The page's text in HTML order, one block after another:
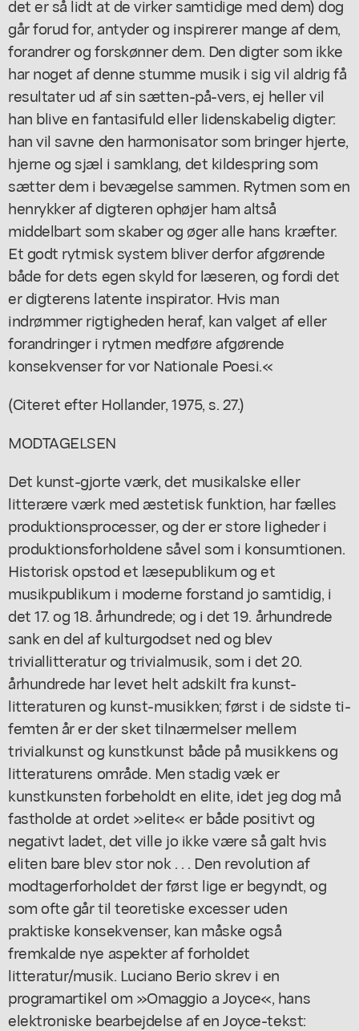
det er så lidt at de virker samtidige med dem) dog
går forud for, antyder og inspirerer mange af dem,
forandrer og forskønner dem. Den digter som ikke
har noget af denne stumme musik i sig vil aldrig få
resultater ud af sin sætten-på-vers, ej heller vil
han blive en fantasifuld eller lidenskabelig digter:
han vil savne den harmonisator som bringer hjerte,
hjerne og sjæl i samklang, det kildespring som
sætter dem i bevægelse sammen. Rytmen som en
henrykker af digteren ophøjer ham altså
middelbart som skaber og øger alle hans kræfter.
Et godt rytmisk system bliver derfor afgørende
både for dets egen skyld for læseren, og fordi det
er digterens latente inspirator. Hvis man
indrømmer rigtigheden heraf, kan valget af eller
forandringer i rytmen medføre afgørende
konsekvenser for vor Nationale Poesi.«
(Citeret efter Hollander, 1975, s. 27.)
MODTAGELSEN
Det kunst-gjorte værk, det musikalske eller
litterære værk med æstetisk funktion, har fælles
produktionsprocesser, og der er store ligheder i
produktionsforholdene såvel som i konsumtionen.
Historisk opstod et læsepublikum og et
musikpublikum i moderne forstand jo samtidig, i
det 17. og 18. århundrede; og i det 19. århundrede
sank en del af kulturgodset ned og blev
triviallitteratur og trivialmusik, som i det 20.
århundrede har levet helt adskilt fra kunst-
litteraturen og kunst-musikken; først i de sidste ti-
femten år er der sket tilnærmelser mellem
trivialkunst og kunstkunst både på musikkens og
litteraturens område. Men stadig væk er
kunstkunsten forbeholdt en elite, idet jeg dog må
fastholde at ordet »elite« er både positivt og
negativt ladet, det ville jo ikke være så galt hvis
eliten bare blev stor nok . . . Den revolution af
modtagerforholdet der først lige er begyndt, og
som ofte går til teoretiske excesser uden
praktiske konsekvenser, kan måske også
fremkalde nye aspekter af forholdet
litteratur/musik. Luciano Berio skrev i en
programartikel om »Omaggio a Joyce«, hans
elektroniske bearbejdelse af en Joyce-tekst: